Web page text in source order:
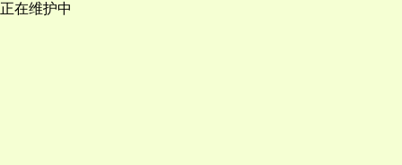
正在维护中